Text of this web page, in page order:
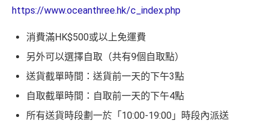
https://www.oceanthree.hk/c_index.php
消費滿HK$500或以上免運費
另外可以選擇自取（共有9個自取點）
送貨截單時間：送貨前一天的下午3點
自取截單時間：自取前一天的下午4點
所有送貨時段劃一於「10:00-19:00」時段內派送